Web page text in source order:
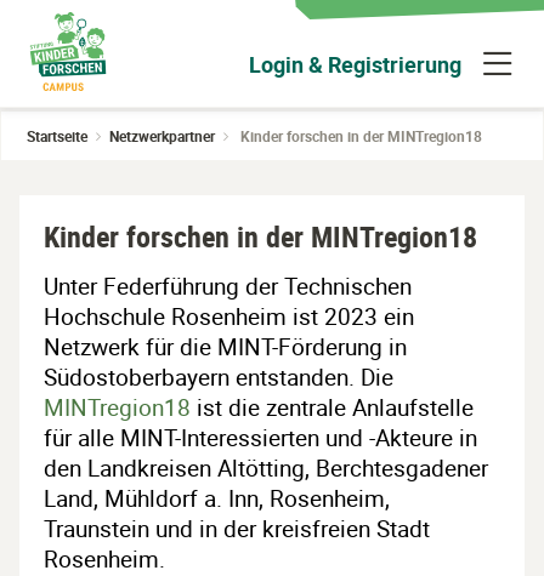
Hauptinhalt
wechseln
Login & Registrierung
Startseite Netzwerkpartner Kinder forschen in der MINTregion18
Kinder forschen in der MINTregion18
Unter Federführung der Technischen
Hochschule Rosenheim ist 2023 ein
Netzwerk für die MINT-Förderung in
Südostoberbayern entstanden. Die
MINTregion18 ist die zentrale Anlaufstelle
für alle MINT-Interessierten und -Akteure in
den Landkreisen Altötting, Berchtesgadener
Land, Mühldorf a. Inn, Rosenheim,
Traunstein und in der kreisfreien Stadt
Rosenheim.